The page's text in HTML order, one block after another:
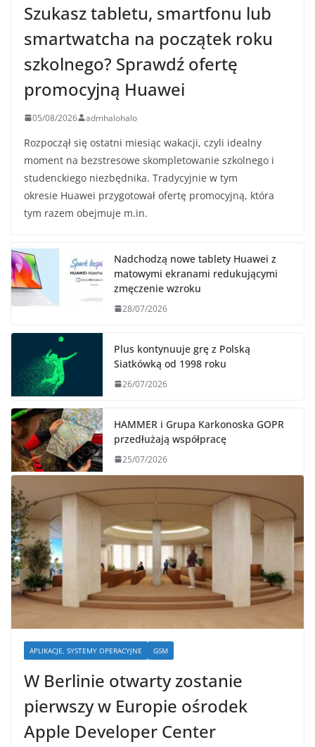
Szukasz tabletu, smartfonu lub
smartwatcha na początek roku
szkolnego? Sprawdź ofertę
promocyjną Huawei
05/08/2026 admhalohalo
Rozpoczął się ostatni miesiąc wakacji, czyli idealny
moment na bezstresowe skompletowanie szkolnego i
studenckiego niezbędnika. Tradycyjnie w tym
okresie Huawei przygotował ofertę promocyjną, która
tym razem obejmuje m.in.
Nadchodzą nowe tablety Huawei z
matowymi ekranami redukującymi
zmęczenie wzroku
28/07/2026
Plus kontynuuje grę z Polską
Siatkówką od 1998 roku
26/07/2026
HAMMER i Grupa Karkonoska GOPR
przedłużają współpracę
25/07/2026
APLIKACJE, SYSTEMY OPERACYJNE GSM
W Berlinie otwarty zostanie
pierwszy w Europie ośrodek
Apple Developer Center